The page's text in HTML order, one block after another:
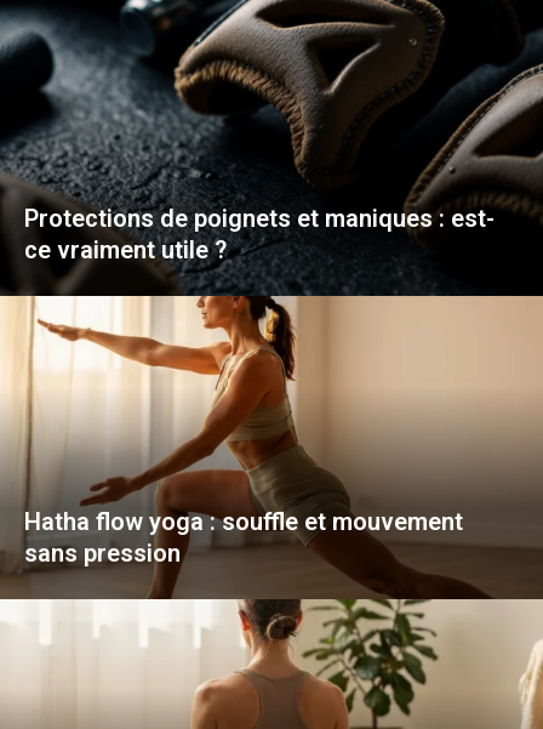
Protections de poignets et maniques : est-
ce vraiment utile ?
Hatha flow yoga : souffle et mouvement
sans pression